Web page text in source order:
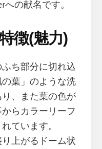
への献名です。
徴(魅力)
ち部分に切れ込
葉」のような洗
、また葉の色が
らカラーリーフ
ています。
上がるドーム状